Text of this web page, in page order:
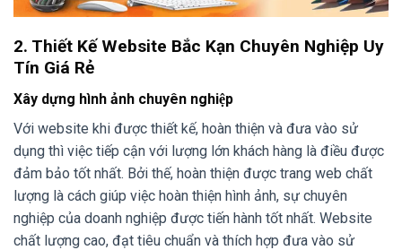
2. Thiết Kế Website Bắc Kạn Chuyên Nghiệp Uy
Tín Giá Rẻ
Xây dựng hình ảnh chuyên nghiệp
Với website khi được thiết kế, hoàn thiện và đưa vào sử
dụng thì việc tiếp cận với lượng lớn khách hàng là điều được
đảm bảo tốt nhất. Bởi thế, hoàn thiện được trang web chất
lượng là cách giúp việc hoàn thiện hình ảnh, sự chuyên
nghiệp của doanh nghiệp được tiến hành tốt nhất. Website
chất lượng cao, đạt tiêu chuẩn và thích hợp đưa vào sử